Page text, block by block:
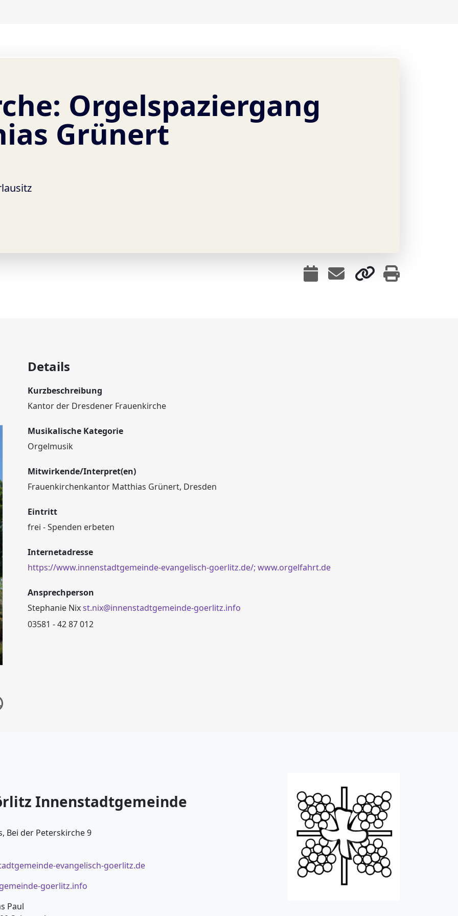
Orgelspaziergang
Grünert
Details
Kurzbeschreibung
Kantor der Dresdener Frauenkirche
Musikalische Kategorie
Orgelmusik
Mitwirkende/Interpret(en)
Frauenkirchenkantor Matthias Grünert, Dresden
Eintritt
frei - Spenden erbeten
Internetadresse
https://www.innenstadtgemeinde-evangelisch-goerlitz.de/; www.orgelfahrt.de
Ansprechperson
Stephanie Nixst.nix@innenstadtgemeinde-goerlitz.info
03581 - 42 87 012
Innenstadtgemeinde
Bei der Peterskirche 9
evangelisch-goerlitz.de
goerlitz.info
Paul